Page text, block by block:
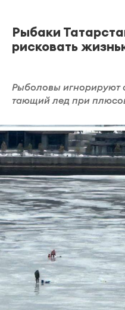
Рыбаки
рисковать
Рыболовы игнорируют
тающий лед при